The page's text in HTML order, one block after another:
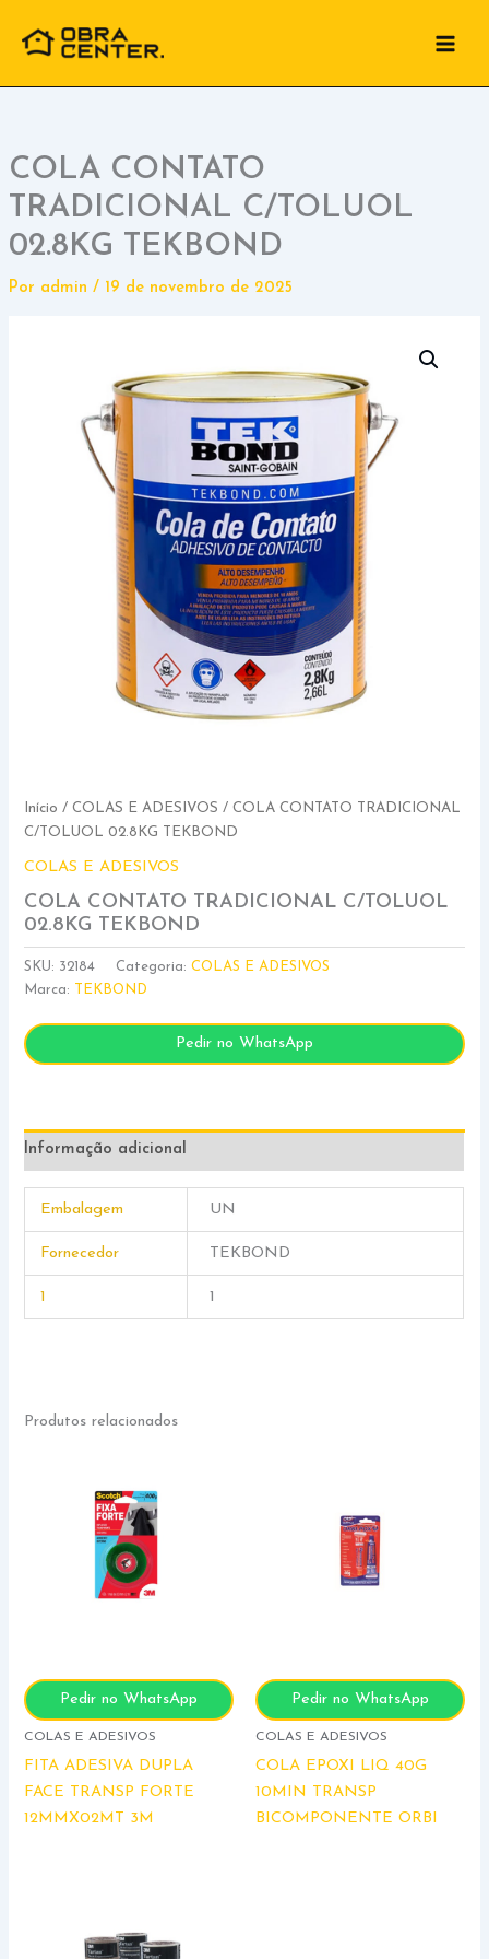
para
conteúdo
COLA CONTATO
TRADICIONAL C/TOLUOL
02.8KG TEKBOND
Por admin / 19 de novembro de 2025
Início /COLAS E ADESIVOS / COLA CONTATO TRADICIONAL
C/TOLUOL 02.8KG TEKBOND
COLAS E ADESIVOS
COLA CONTATO TRADICIONAL C/TOLUOL
02.8KG TEKBOND
SKU: 32184 Categoria:COLAS E ADESIVOS
Marca:
TEKBOND
Pedir no WhatsApp
Informação adicional
Embalagem UN
Fornecedor TEKBOND
1 1
Produtos relacionados
Pedir no WhatsApp
COLAS E ADESIVOS
FITA ADESIVA DUPLA
FACE TRANSP FORTE
12MMX02MT 3M
Pedir no WhatsApp
COLAS E ADESIVOS
COLA EPOXI LIQ 40G
10MIN TRANSP
BICOMPONENTE ORBI